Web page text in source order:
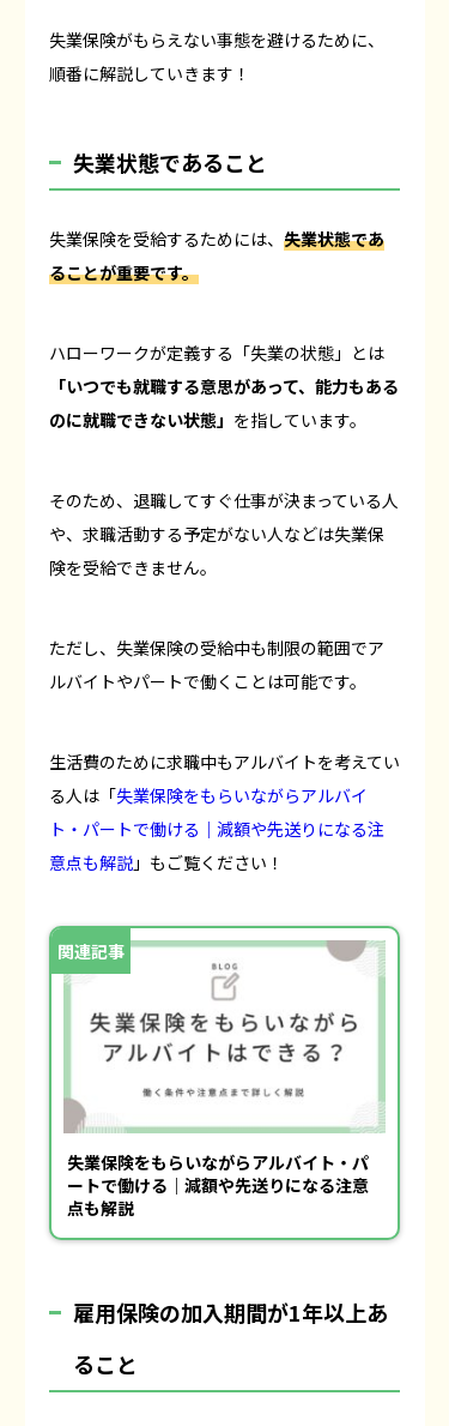
失業保険がもらえない事態を避けるために、
順番に解説していきます！
失業状態であること
失業保険を受給するためには、 失業状態であ
ることが重要です。
ハローワークが定義する「失業の状態」とは
「いつでも就職する意思があって、能力もある
のに就職できない状態」 を指しています。
そのため、退職してすぐ仕事が決まっている人
や、求職活動する予定がない人などは失業保
険を受給できません。
ただし、失業保険の受給中も制限の範囲でア
ルバイトやパートで働くことは可能です。
生活費のために求職中もアルバイトを考えてい
る人は「失業保険をもらいながらアルバイ
ト・パートで働ける｜減額や先送りになる注
意点も解説 」もご覧ください！
失業保険をもらいながらアルバイト・パ
ートで働ける｜減額や先送りになる注意
点も解説
雇用保険の加入期間が1年以上あ
ること